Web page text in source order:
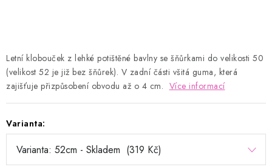
Letní klobouček z lehké potištěné bavlny se šňůrkami do velikosti 50
(velikost 52 je již bez šňůrek). V zadní části všitá guma, která
zajišťuje přizpůsobení obvodu až o 4 cm. Více informací
Varianta: